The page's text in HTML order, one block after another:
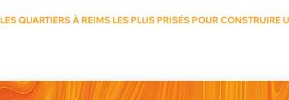
LES QUARTIERS À REIMS LES PLUS PRISÉS POUR CONSTRUIRE